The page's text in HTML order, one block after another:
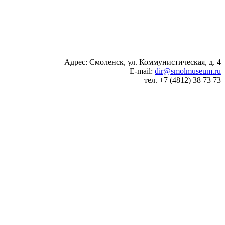
Адрес: Смоленск, ул. Коммунистическая, д. 4
E-mail: dir@smolmuseum.ru
тел. +7 (4812) 38 73 73